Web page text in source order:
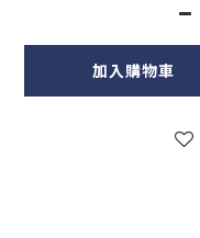
加入購物車